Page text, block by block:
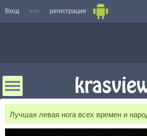
Вход или регистрация
Лучшая левая нога всех времен и